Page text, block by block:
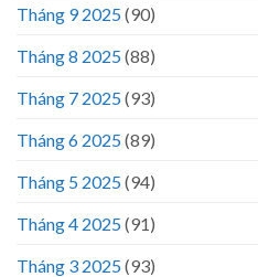
Tháng 9 2025(90)
Tháng 8 2025(88)
Tháng 7 2025(93)
Tháng 6 2025(89)
Tháng 5 2025(94)
Tháng 4 2025(91)
Tháng 3 2025(93)